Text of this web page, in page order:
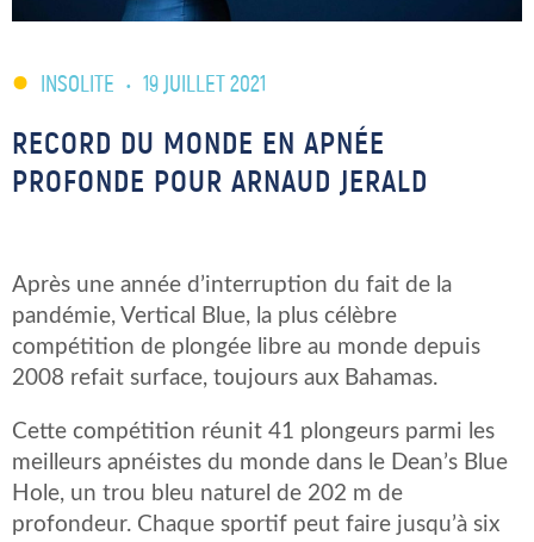
INSOLITE • 19 JUILLET 2021
RECORD DU MONDE EN APNÉE
PROFONDE POUR ARNAUD JERALD
Après une année d’interruption du fait de la
pandémie, Vertical Blue, la plus célèbre
compétition de plongée libre au monde depuis
2008 refait surface, toujours aux Bahamas.
Cette compétition réunit 41 plongeurs parmi les
meilleurs apnéistes du monde dans le Dean’s Blue
Hole, un trou bleu naturel de 202 m de
profondeur. Chaque sportif peut faire jusqu’à six